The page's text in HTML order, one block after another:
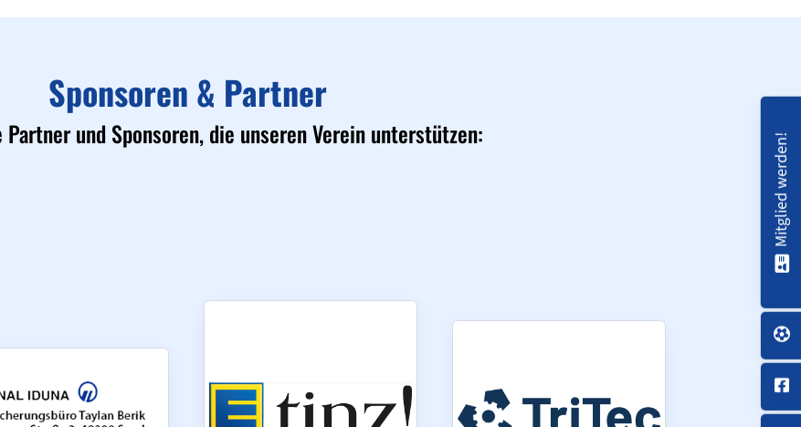
Sponsoren & Partner
Partner und Sponsoren, die unseren Verein unterstützen: Mitglied werden!